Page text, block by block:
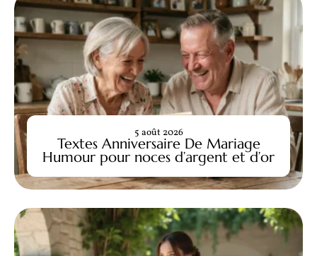
Textes Anniversaire De Mariage
Humour pour noces d’argent et d’or
5 août 2026